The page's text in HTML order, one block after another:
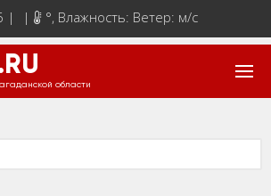
| | °, Влажность: Ветер: м/с
области